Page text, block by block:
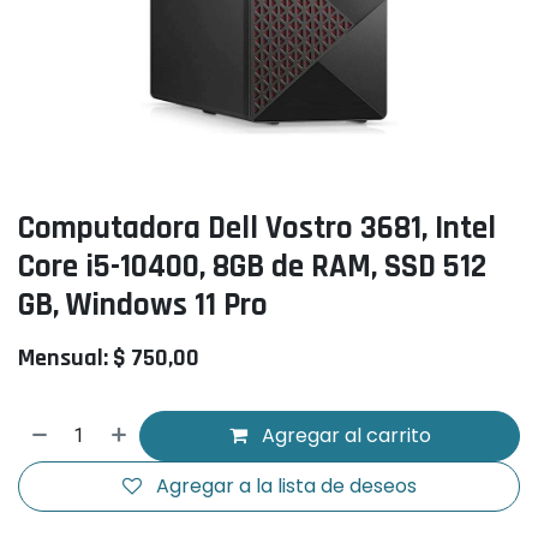
Computadora Dell Vostro 3681, Intel
Core i5-10400, 8GB de RAM, SSD 512
GB, Windows 11 Pro
Mensual: $ 750,00
Agregar al carrito
Agregar a la lista de deseos